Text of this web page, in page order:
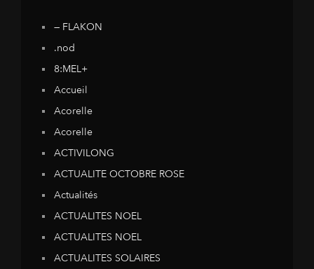
— FLAKON
.nod
8:MEL+
Accueil
Acorelle
Acorelle
ACTIVILONG
ACTUALITE OCTOBRE ROSE
Actualités
ACTUALITES NOEL
ACTUALITES NOEL
ACTUALITES SOLAIRES